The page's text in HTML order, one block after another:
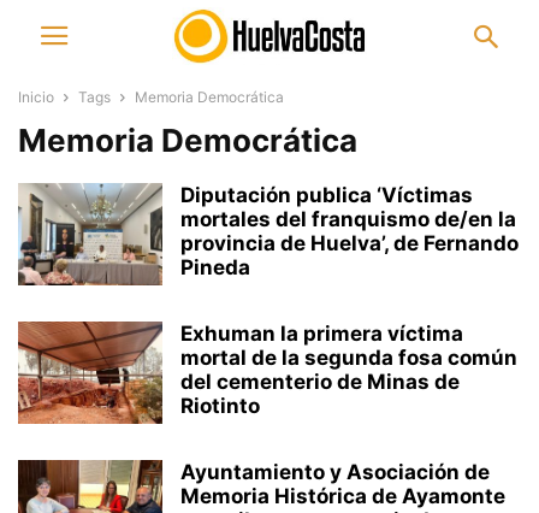
Inicio Tags Memoria Democrática
Memoria Democrática
Diputación publica ‘Víctimas
mortales del franquismo de/en la
provincia de Huelva’, de Fernando
Pineda
Exhuman la primera víctima
mortal de la segunda fosa común
del cementerio de Minas de
Riotinto
Ayuntamiento y Asociación de
Memoria Histórica de Ayamonte